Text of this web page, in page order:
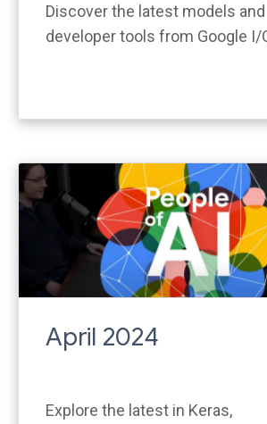
Discover the latest models and
developer tools from Google I/
April 2024
Explore the latest in Keras,